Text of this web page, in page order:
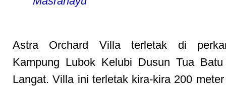
Astra Orchard Villa terletak di
Kampung Lubok Kelubi Dusun Tua
Langat. Villa ini terletak kira-kira 200